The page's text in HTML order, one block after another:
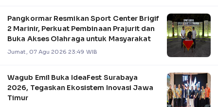
Pangkormar Resmikan Sport Center Brigif
2 Marinir, Perkuat Pembinaan Prajurit dan
Buka Akses Olahraga untuk Masyarakat
Jumat, 07 Agu 2026 23:49 WIB
Wagub Emil Buka IdeaFest Surabaya
2026, Tegaskan Ekosistem Inovasi Jawa
Timur